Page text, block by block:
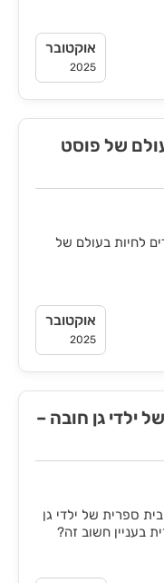
אוקטובר
2025
של פוסט
לחיות בעולם של
אוקטובר
2025
ילדי גן חובה –
ספרית של ילדי גן
בעניין חשוב זה?